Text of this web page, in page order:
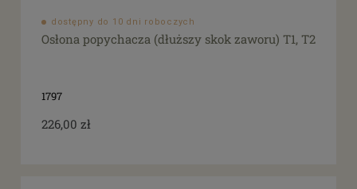
dostępny do 10 dni roboczych
Osłona popychacza (dłuższy skok zaworu) T1, T2
1797
226,00 zł